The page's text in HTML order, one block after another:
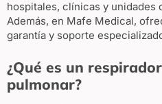
hospitales, clínicas y unidades
Además, en Mafe Medical,
garantía y soporte
¿Qué es un
pulmonar?